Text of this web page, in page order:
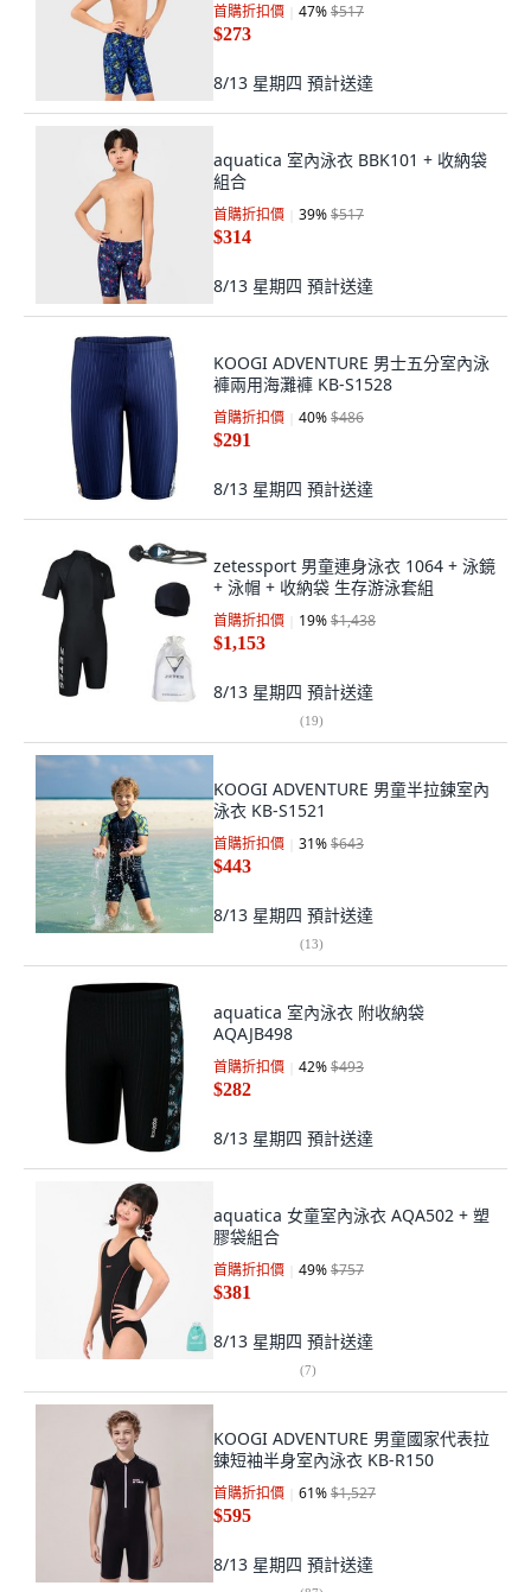
首購折扣價 47%$517
$273
8/13 星期四 預計送達
aquatica 室內泳衣 BBK101 + 收納袋
組合
首購折扣價 39%$517
$314
8/13 星期四 預計送達
KOOGI ADVENTURE 男士五分室內泳
褲兩用海灘褲 KB-S1528
首購折扣價 40%$486
$291
8/13 星期四 預計送達
zetessport 男童連身泳衣 1064 + 泳鏡
+ 泳帽 + 收納袋 生存游泳套組
首購折扣價 19%$1,438
$1,153
8/13 星期四 預計送達
(19)
KOOGI ADVENTURE 男童半拉鍊室內
泳衣 KB-S1521
首購折扣價 31%$643
$443
8/13 星期四 預計送達
(13)
aquatica 室內泳衣 附收納袋
AQAJB498
首購折扣價 42%$493
$282
8/13 星期四 預計送達
aquatica 女童室內泳衣 AQA502 + 塑
膠袋組合
首購折扣價 49%$757
$381
8/13 星期四 預計送達
(7)
KOOGI ADVENTURE 男童國家代表拉
鍊短袖半身室內泳衣 KB-R150
首購折扣價 61%$1,527
$595
8/13 星期四 預計送達